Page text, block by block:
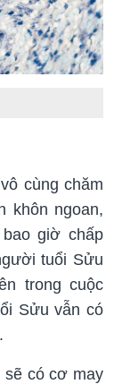
cùng chăm
khôn ngoan,
giờ chấp
tuổi Sửu
trong cuộc
Sửu vẫn có
sẽ có cơ may